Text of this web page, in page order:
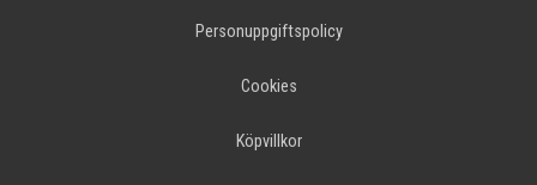
Personuppgiftspolicy
Cookies
Köpvillkor